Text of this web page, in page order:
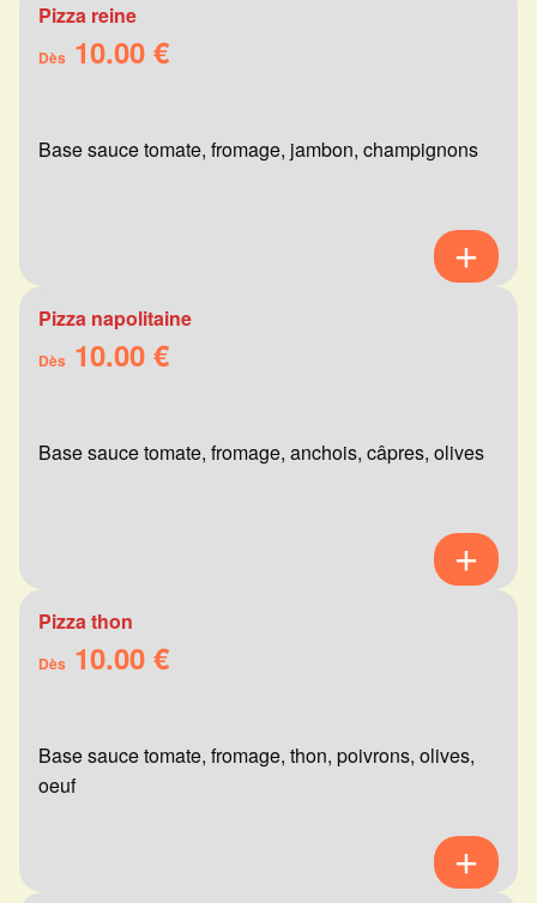
Pizza reine
Dès 10.00 €
Base sauce tomate, fromage, jambon, champignons
Pizza napolitaine
Dès 10.00 €
Base sauce tomate, fromage, anchois, câpres, olives
Pizza thon
Dès 10.00 €
Base sauce tomate, fromage, thon, poivrons, olives,
oeuf